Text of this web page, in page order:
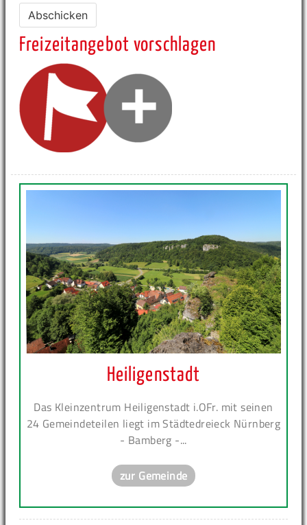
Freizeitangebot vorschlagen
Heiligenstadt
Das Kleinzentrum Heiligenstadt i.OFr. mit seinen
24 Gemeindeteilen liegt im Städtedreieck Nürnberg
- Bamberg -...
zur Gemeinde